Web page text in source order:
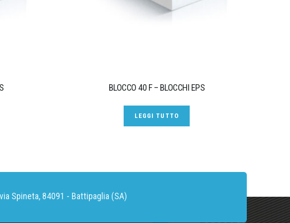
BLOCCO 40 F – BLOCCHI EPS
LEGGI TUTTO
via Spineta, 84091 - Battipaglia (SA)